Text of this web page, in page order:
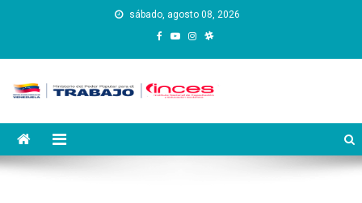
sábado, agosto 08, 2026
Instituto Nacional de
Capacitación y Educación